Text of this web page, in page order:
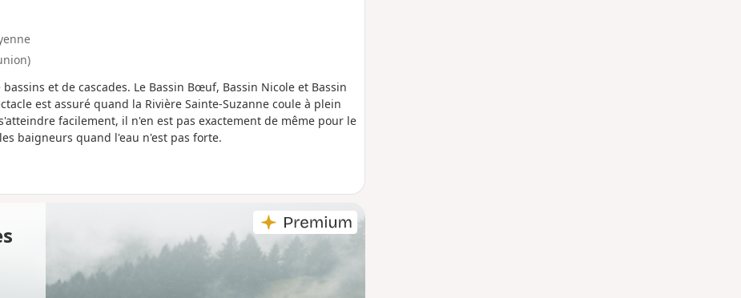
et de cascades. Le Bassin Bœuf, Bassin Nicole et Bassin
est assuré quand la Rivière Sainte-Suzanne coule à plein
facilement, il n'en est pas exactement de même pour le
baigneurs quand l'eau n'est pas forte.